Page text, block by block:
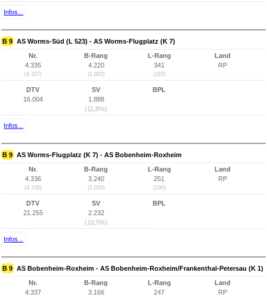
Infos...
B 9 AS Worms-Süd (L 523) - AS Worms-Flugplatz (K 7)
Nr.
4.335
(4.337)
B-Rang
4.220
(1.883)
L-Rang
341
(183)
Land
RP
DTV
16.004
SV
1.888
(11,8%)
BPL
Infos...
B 9 AS Worms-Flugplatz (K 7) - AS Bobenheim-Roxheim
Nr.
4.336
(4.338)
B-Rang
3.240
(1.010)
L-Rang
251
(100)
Land
RP
DTV
21.255
SV
2.232
(10,5%)
BPL
Infos...
B 9 AS Bobenheim-Roxheim - AS Bobenheim-Roxheim/Frankenthal-Petersau (K 1)
Nr.
4.337
B-Rang
3.166
L-Rang
247
Land
RP